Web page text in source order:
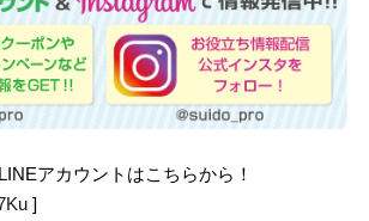
アカウントはこちらから！
]